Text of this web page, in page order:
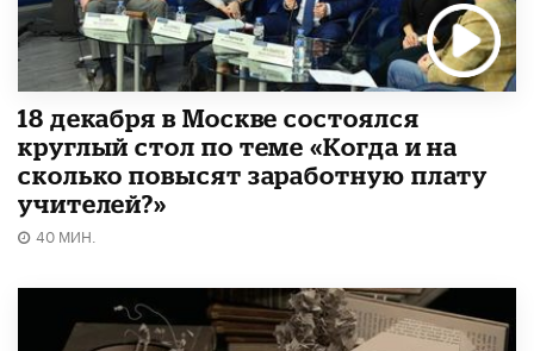
18 декабря в Москве состоялся
круглый стол по теме «Когда и на
сколько повысят заработную плату
учителей?»
40 МИН.